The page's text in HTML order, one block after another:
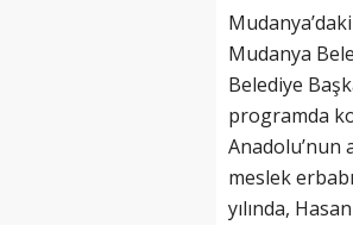
Mudanya
Belediye
programda
Anadolu’nun
meslek
yılında,